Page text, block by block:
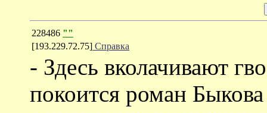
228486 ""
[193.229.72.75] Справка
- Здесь вколачивают
покоится роман